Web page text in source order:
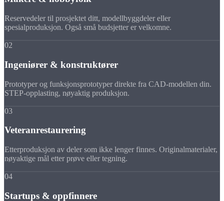
Reservedeler til prosjektet ditt, modellbyggdeler eller
spesialproduksjon. Også små budsjetter er velkomne.
02
Ingeniører & konstruktører
Prototyper og funksjonsprototyper direkte fra CAD-modellen din.
STEP-opplasting, nøyaktig produksjon.
03
Veteranrestaurering
Etterproduksjon av deler som ikke lenger finnes. Originalmaterialer,
nøyaktige mål etter prøve eller tegning.
04
Startups & oppfinnere